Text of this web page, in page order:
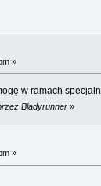
»
w ramach
Bladyrunner»
»